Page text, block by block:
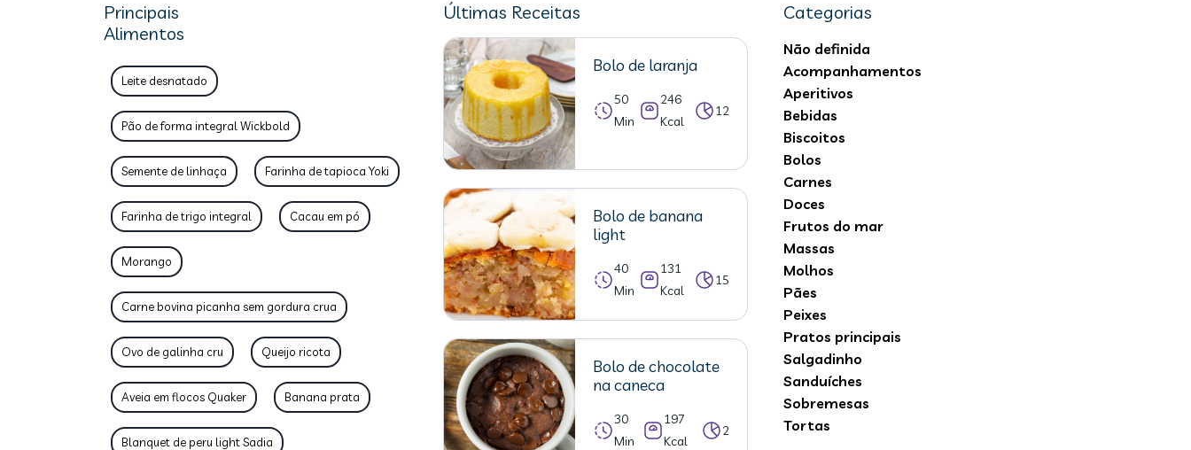
Principais
Alimentos
Leite desnatado
Pão de forma integral Wickbold
Semente de linhaça Farinha de tapioca Yoki
Farinha de trigo integral Cacau em pó
Morango
Carne bovina picanha sem gordura crua
Ovo de galinha cru Queijo ricota
Aveia em flocos Quaker Banana prata
Blanquet de peru light Sadia
Últimas Receitas
Bolo de laranja
50
Min
246
Kcal
12
Bolo de banana
light
40
Min
131
Kcal
15
Bolo de chocolate
na caneca
30
Min
197
Kcal
2
Categorias
Não definida
Acompanhamentos
Aperitivos
Bebidas
Biscoitos
Bolos
Carnes
Doces
Frutos do mar
Massas
Molhos
Pães
Peixes
Pratos principais
Salgadinho
Sanduíches
Sobremesas
Tortas